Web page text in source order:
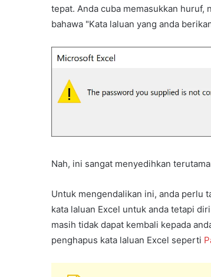
tepat. Anda cuba memasukkan
bahawa "Kata laluan yang anda
Nah, ini sangat menyedihkan
Untuk mengendalikan ini, anda perlu
kata laluan Excel untuk anda tetapi
masih tidak dapat kembali kepada
penghapus kata laluan Excel seperti